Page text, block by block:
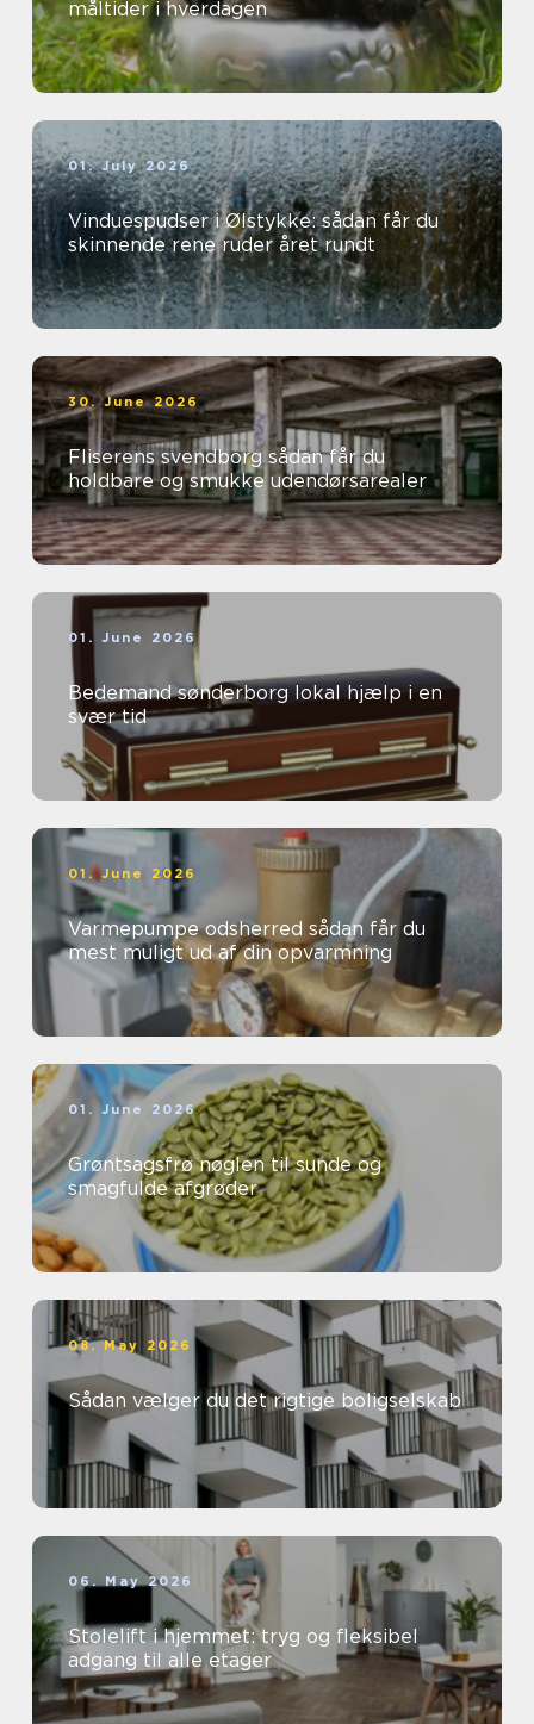
måltider i hverdagen
01. July 2026
Vinduespudser i Ølstykke: sådan får du
skinnende rene ruder året rundt
30. June 2026
Fliserens svendborg sådan får du
holdbare og smukke udendørsarealer
01. June 2026
Bedemand sønderborg lokal hjælp i en
svær tid
01. June 2026
Varmepumpe odsherred sådan får du
mest muligt ud af din opvarmning
01. June 2026
Grøntsagsfrø nøglen til sunde og
smagfulde afgrøder
08. May 2026
Sådan vælger du det rigtige boligselskab
06. May 2026
Stolelift i hjemmet: tryg og fleksibel
adgang til alle etager